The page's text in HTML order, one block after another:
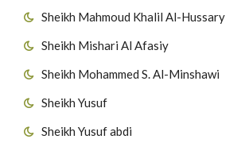
Sheikh Mahmoud Khalil Al-Hussary
Sheikh Mishari Al Afasiy
Sheikh Mohammed S. Al-Minshawi
Sheikh Yusuf
Sheikh Yusuf abdi